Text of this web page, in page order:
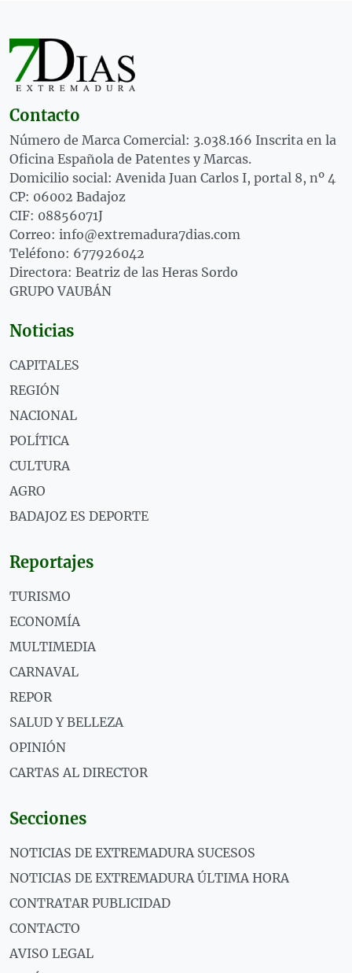
Contacto
Número de Marca Comercial: 3.038.166 Inscrita en la
Oficina Española de Patentes y Marcas.
Domicilio social: Avenida Juan Carlos I, portal 8, nº 4
CP: 06002 Badajoz
CIF: 08856071J
Correo: info@extremadura7dias.com
Teléfono: 677926042
Directora: Beatriz de las Heras Sordo
GRUPO VAUBÁN
Noticias
CAPITALES
REGIÓN
NACIONAL
POLÍTICA
CULTURA
AGRO
BADAJOZ ES DEPORTE
Reportajes
TURISMO
ECONOMÍA
MULTIMEDIA
CARNAVAL
REPOR
SALUD Y BELLEZA
OPINIÓN
CARTAS AL DIRECTOR
Secciones
NOTICIAS DE EXTREMADURA SUCESOS
NOTICIAS DE EXTREMADURA ÚLTIMA HORA
CONTRATAR PUBLICIDAD
CONTACTO
AVISO LEGAL